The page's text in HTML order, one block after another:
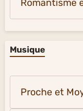
Romantisme
Musique
Proche et